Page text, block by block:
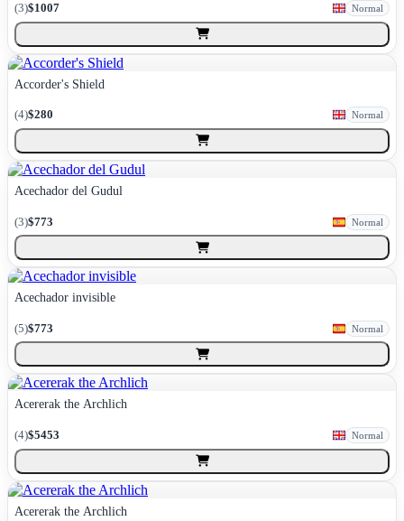
(3)$1007 Normal
Accorder's Shield
(4)$280 Normal
Acechador del Gudul
(3)$773 Normal
Acechador invisible
(5)$773 Normal
Acererak the Archlich
(4)$5453 Normal
Acererak the Archlich